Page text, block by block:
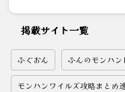
掲載サイト一覧
ふぐおん ふんのモンハン
モンハンワイルズ攻略まとめ